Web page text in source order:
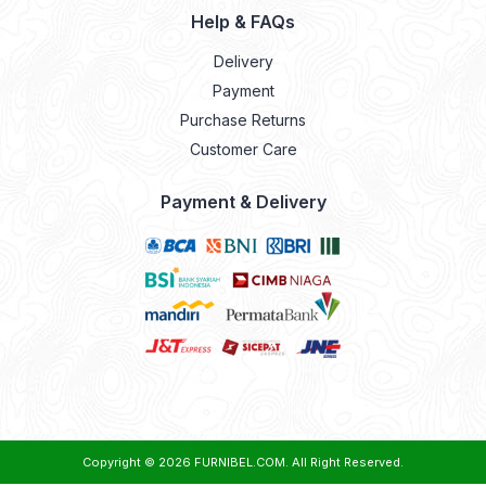
Help & FAQs
Delivery
Payment
Purchase Returns
Customer Care
Payment & Delivery
Copyright © 2026 FURNIBEL.COM. All Right Reserved.